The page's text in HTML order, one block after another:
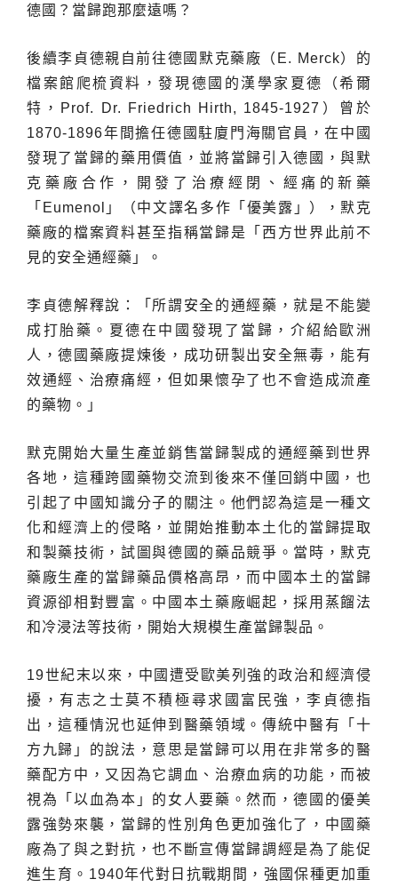
德國？當歸跑那麼遠嗎？
後續李貞德親自前往德國默克藥廠（E. Merck）的
檔案館爬梳資料，發現德國的漢學家夏德（希爾
特，Prof. Dr. Friedrich Hirth, 1845-1927）曾於
1870-1896年間擔任德國駐廈門海關官員，在中國
發現了當歸的藥用價值，並將當歸引入德國，與默
克藥廠合作，開發了治療經閉、經痛的新藥
「Eumenol」（中文譯名多作「優美露」），默克
藥廠的檔案資料甚至指稱當歸是「西方世界此前不
見的安全通經藥」。
李貞德解釋說：「所謂安全的通經藥，就是不能變
成打胎藥。夏德在中國發現了當歸，介紹給歐洲
人，德國藥廠提煉後，成功研製出安全無毒，能有
效通經、治療痛經，但如果懷孕了也不會造成流產
的藥物。」
默克開始大量生產並銷售當歸製成的通經藥到世界
各地，這種跨國藥物交流到後來不僅回銷中國，也
引起了中國知識分子的關注。他們認為這是一種文
化和經濟上的侵略，並開始推動本土化的當歸提取
和製藥技術，試圖與德國的藥品競爭。當時，默克
藥廠生產的當歸藥品價格高昂，而中國本土的當歸
資源卻相對豐富。中國本土藥廠崛起，採用蒸餾法
和冷浸法等技術，開始大規模生產當歸製品。
19世紀末以來，中國遭受歐美列強的政治和經濟侵
擾，有志之士莫不積極尋求國富民強，李貞德指
出，這種情況也延伸到醫藥領域。傳統中醫有「十
方九歸」的說法，意思是當歸可以用在非常多的醫
藥配方中，又因為它調血、治療血病的功能，而被
視為「以血為本」的女人要藥。然而，德國的優美
露強勢來襲，當歸的性別角色更加強化了，中國藥
廠為了與之對抗，也不斷宣傳當歸調經是為了能促
進生育。1940年代對日抗戰期間，強國保種更加重